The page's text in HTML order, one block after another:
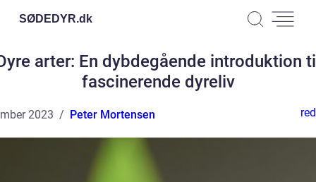
SØDEDYR.dk
arter: En dybdegående introduktion
fascinerende dyreliv
2023 Peter Mortensen